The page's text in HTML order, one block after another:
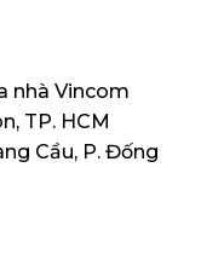
nhà Vincom
TP. HCM
Cầu, P. Đống